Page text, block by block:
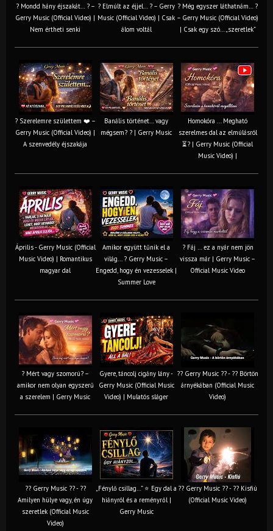
? Mondd hány éjszakát… ? –
Gerry Music (Official Video) |
Nem értheti senki
? Elmúlt az éjjel… ? – Gerry
Music (Official Video) | Csak
álom voltál
? Még egyszer láthatnám… ?
– Gerry Music (Official Video)
| Csak egy szó… „szeretlek”
? Szerelemre születtem ❤️ –
Gerry Music (Official Video) |
A szenvedély éjszakája
Banális történet… vagy
mégsem? ? | Gerry Music
Homokóra ... Megható
szerelmes dal az elmúlásról
⏳? | Gerry Music (Official
Music Video) |
Április - Gerry Music (Official
Music Video) | Romantikus
magyar dal
Amikor együtt tűnik el a
világ... ? Gerry Music –
Engedd, hogy én vezesselek |
Summer Love
? Fáj … ez a nyár nem jön
vissza már | Gerry Music –
Official Music Video
? Mért vagy szomorú? –
amikor nem olyan egyszerű
a szerelem | Gerry Music
Gyere, táncolj cigány lány -
Gerry Music (Official Music
Video) | Mulatós sláger
?? Gerry Music ?? - ?? Börtön
árnyékában (Official Music
Video)
?? Gerry Music ?? - ??
Amilyen hülye vagy, én úgy
szeretlek (Official Music
Video)
„Fénylő csillag…” ⭐ Egy dal a
hiányról és a reményről |
Gerry Music
?? Gerry Music ?? - ?? Kisfiú
(Official Music Video)